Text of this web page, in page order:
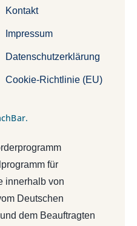
Kontakt
Impressum
Datenschutzerklärung
Cookie-Richtlinie (EU)
für
innerhalb von
Deutschen
dem Beauftragten